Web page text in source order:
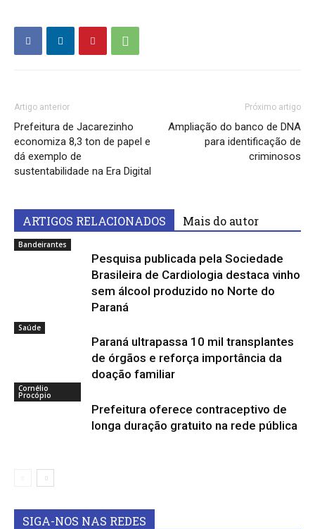
Artigo anterior
Prefeitura de Jacarezinho
economiza 8,3 ton de papel e
dá exemplo de
sustentabilidade na Era Digital
Próximo artigo
Ampliação do banco de DNA
para identificação de
criminosos
ARTIGOS RELACIONADOS Mais do autor
Bandeirantes
Pesquisa publicada pela Sociedade
Brasileira de Cardiologia destaca vinho
sem álcool produzido no Norte do
Paraná
Saúde
Paraná ultrapassa 10 mil transplantes
de órgãos e reforça importância da
doação familiar
Cornélio
Procópio
Prefeitura oferece contraceptivo de
longa duração gratuito na rede pública
SIGA-NOS NAS REDES